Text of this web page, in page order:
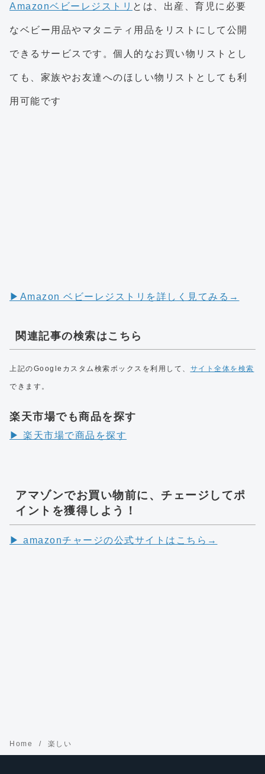
Amazonベビーレジストリ とは、出産、育児に必要
なベビー用品やマタニティ用品をリストにして公開
できるサービスです。個人的なお買い物リストとし
ても、家族やお友達へのほしい物リストとしても利
用可能です
▶︎Amazon ベビーレジストリを詳しく見てみる→
関連記事の検索はこちら
上記のGoogleカスタム検索ボックスを利用して、 サイト全体を検索
できます。
楽天市場でも商品を探す
▶︎ 楽天市場で商品を探す
アマゾンでお買い物前に、チェージしてポ
イントを獲得しよう！
▶︎ amazonチャージの公式サイトはこちら→
Home 楽しい